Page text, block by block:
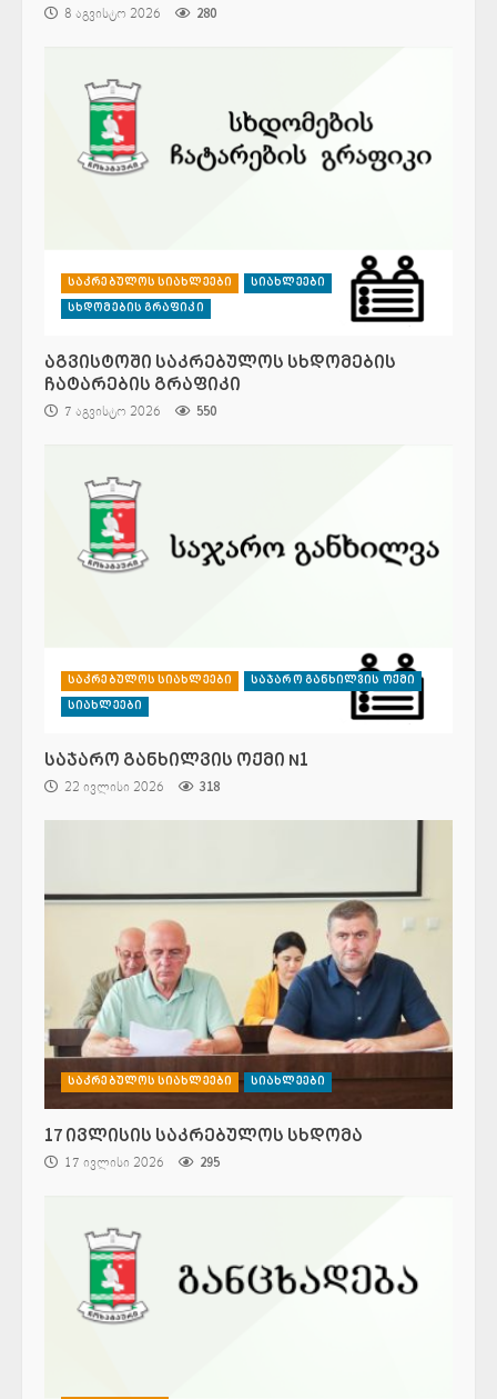
8 აგვისტო 2026 280
საკრებულოს სიახლეები სიახლეები
სხდომების გრაფიკი
აგვისტოში საკრებულოს სხდომების
ჩატარების გრაფიკი
7 აგვისტო 2026 550
საკრებულოს სიახლეები საჯარო განხილვის ოქმი
სიახლეები
საჯარო განხილვის ოქმი N1
22 ივლისი 2026 318
საკრებულოს სიახლეები სიახლეები
17 ივლისის საკრებულოს სხდომა
17 ივლისი 2026 295